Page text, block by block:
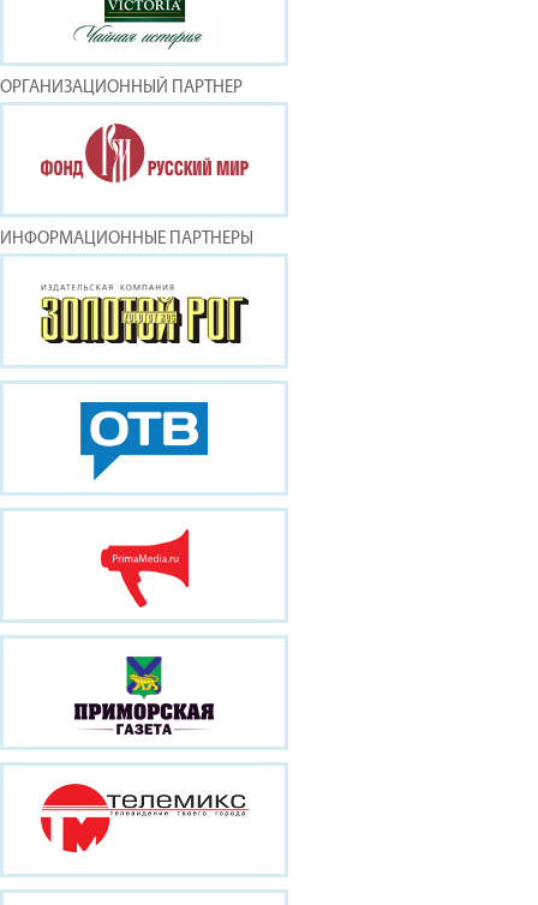
ОРГАНИЗАЦИОННЫЙ ПАРТНЕР
ИНФОРМАЦИОННЫЕ ПАРТНЕРЫ